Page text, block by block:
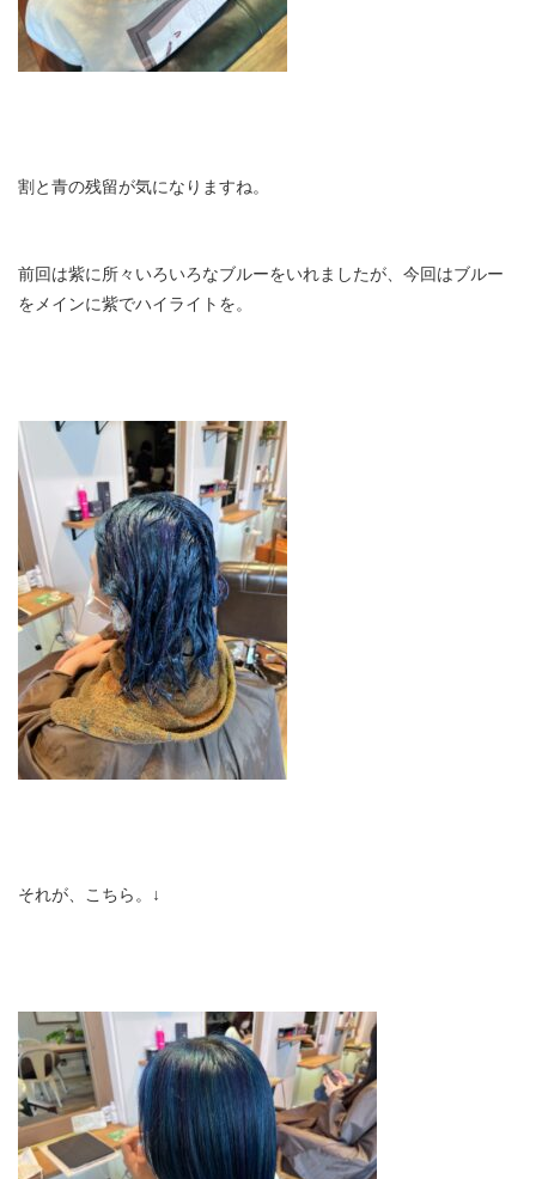
割と青の残留が気になりますね。
前回は紫に所々いろいろなブルーをいれましたが、今回はブルー
をメインに紫でハイライトを。
それが、こちら。↓